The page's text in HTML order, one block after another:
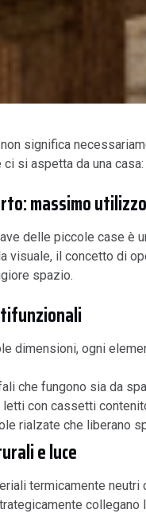
significa
si aspetta da una
massimo
delle piccole case è
visuale, il concetto di
spazio.
dimensioni, ogni
che fungono sia da
letti con cassetti
rialzate che liberano
e luce
termicamente
collegano